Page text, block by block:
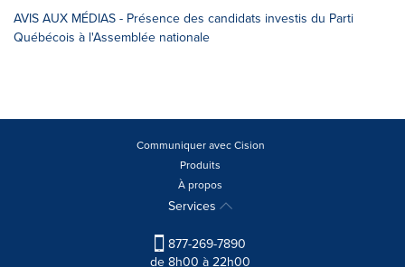
AVIS AUX MÉDIAS - Présence des candidats investis du Parti
Québécois à l'Assemblée nationale
Communiquer avec Cision
Produits
À propos
Services
877-269-7890
de 8h00 à 22h00